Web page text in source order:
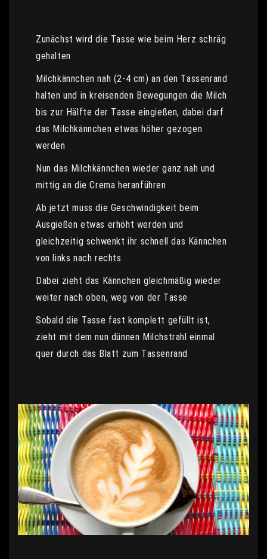
Zunächst wird die Tasse wie beim Herz schräg
gehalten
Milchkännchen nah (2-4 cm) an den Tassenrand
halten und in kreisenden Bewegungen die Milch
bis zur Hälfte der Tasse eingießen, dabei darf
das Milchkännchen etwas höher gezogen
werden
Nun das Milchkännchen wieder ganz nah und
mittig an die Crema heranführen
Ab jetzt muss die Geschwindigkeit beim
Ausgießen etwas erhöht werden und
gleichzeitig schwenkt ihr schnell das Kännchen
von links nach rechts
Dabei zieht das Kännchen gleichmäßig wieder
weiter nach oben, weg von der Tasse
Sobald die Tasse fast komplett gefüllt ist,
zieht mit dem nun dünnen Milchstrahl einmal
quer durch das Blatt zum Tassenrand